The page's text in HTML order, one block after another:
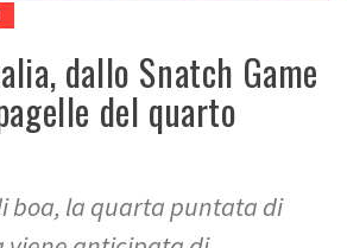
dallo Snatch Game
del quarto
boa, la quarta puntata di